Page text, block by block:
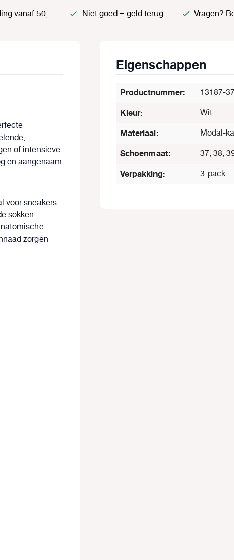
vanaf 50,- Niet goed = geld terug Vragen?
of intensieve
en aangenaam
voor sneakers
sokken
zorgen
Eigenschappen
Productnummer: 13187-
Kleur: Wit
Materiaal: Modal-
Schoenmaat: 37, 38,
Verpakking: 3-pack